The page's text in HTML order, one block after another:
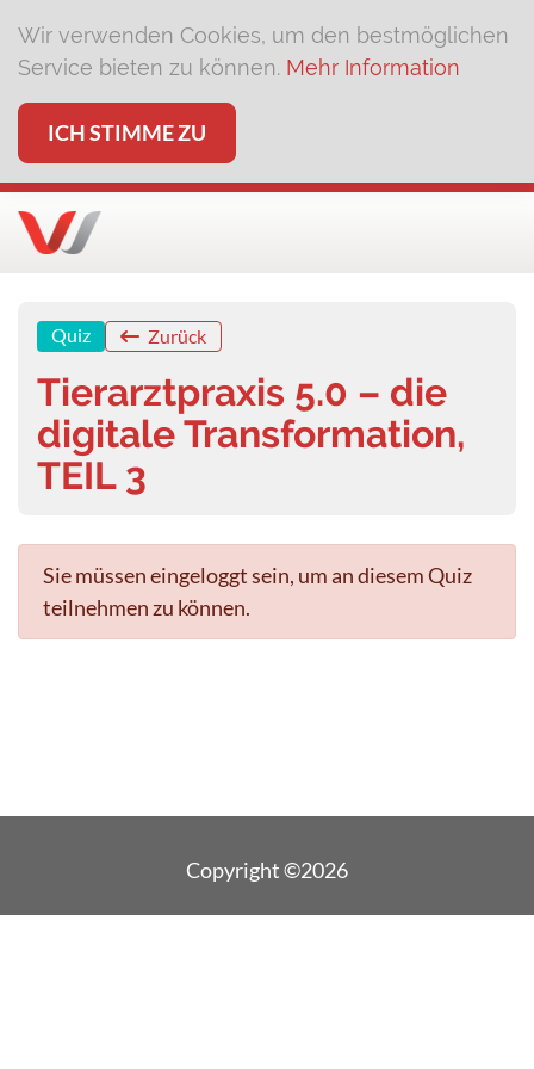
Wir verwenden Cookies, um den bestmöglichen
Service bieten zu können. Mehr Information
ICH STIMME ZU
Quiz Zurück
Tierarztpraxis 5.0 – die
digitale Transformation,
TEIL 3
Sie müssen eingeloggt sein, um an diesem Quiz
teilnehmen zu können.
Copyright ©2026